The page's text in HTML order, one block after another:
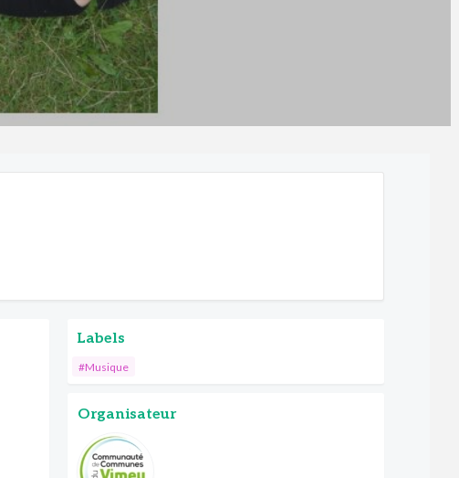
Labels
#Musique
Organisateur